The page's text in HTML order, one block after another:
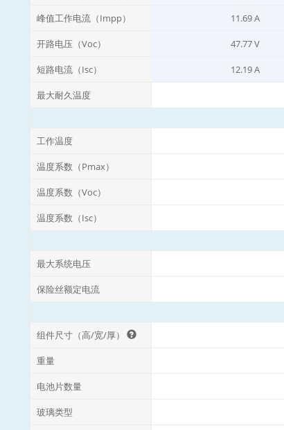
峰值工作电流（Impp） 11.69 A
开路电压（Voc） 47.77 V
短路电流（Isc） 12.19 A
最大耐久温度
工作温度
温度系数（Pmax）
温度系数（Voc）
温度系数（Isc）
最大系统电压
保险丝额定电流
组件尺寸（高/宽/厚）
重量
电池片数量
玻璃类型